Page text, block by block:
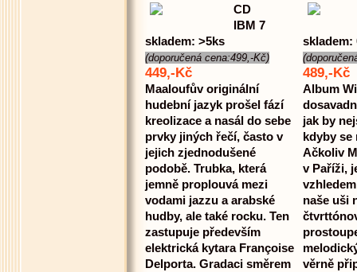
CD
IBM 7
skladem: >5ks
(doporučená cena:499,-Kč)
449,-Kč
Maaloufův originální
hudební jazyk prošel fází
kreolizace a nasál do sebe
prvky jiných řečí, často v
jejich zjednodušené
podobě. Trubka, která
jemně proplouvá mezi
vodami jazzu a arabské
hudby, ale také rocku. Ten
zastupuje především
elektrická kytara Françoise
Delporta. Gradaci směrem
skladem:
489,-Kč
Album
jak by
kdyby se
Ačkoliv
v Paříži,
naše uši
věrně